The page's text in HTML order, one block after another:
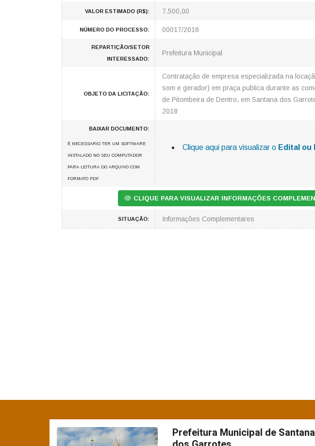
VALOR ESTIMADO (R$): 7.500,00
NÚMERO DO PROCESSO: 00017/2018
REPARTIÇÃO/SETOR
INTERESSADO:
Prefeitura Municipal
OBJETO DA LICITAÇÃO:
Contratação de empresa especializada na
som e gerador) em praça publica durante as
de Pitombeira de Dentro, em Santana dos
2018
BAIXAR DOCUMENTO:
É NECESSARIO TER UM SOFTWARE
INSTALADO NO SEU COMPUTADOR
PARA LEITURA DO ARQUIVO COM
FORMATO PDF
Clique aqui para visualizar o Edital ou
CLIQUE PARA VISUALIZAR INFORMAÇÕES
SITUAÇÃO: Informações Complementares
Prefeitura Municipal de Santana